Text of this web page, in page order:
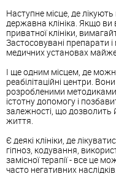
Наступне місце, де
державна клініка. Якщо
приватної клініки,
Застосовувані препарати
медичних установах майже
І ще одним місцем, де
реабілітаційні центри.
розробленими
істотну допомогу і
залежності, що
життя.
Є деякі клініки, де
гіпноз, кодування,
замісної терапії - все це
часто негативних наслідків.